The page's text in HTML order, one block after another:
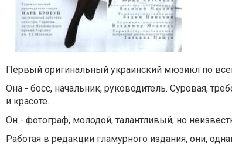
Первый оригинальный украинский мюзикл по
Она - босс, начальник, руководитель. Суровая,
и красоте.
Он - фотограф, молодой, талантливый, но
Работая в редакции гламурного издания, они,